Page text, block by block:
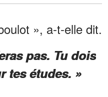
», a-t-elle dit.
pas. Tu dois
tes études. »